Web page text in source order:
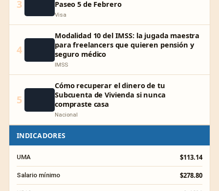
3 Paseo 5 de Febrero
Visa
4
Modalidad 10 del IMSS: la jugada maestra
para freelancers que quieren pensión y
seguro médico
IMSS
5
Cómo recuperar el dinero de tu
Subcuenta de Vivienda si nunca
compraste casa
Nacional
INDICADORES
UMA $113.14
Salario mínimo $278.80